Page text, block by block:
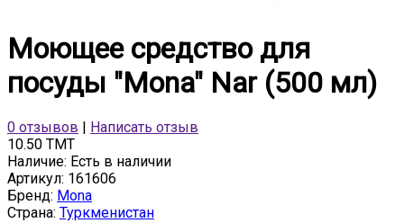
Моющее средство для
посуды "Mona" Nar (500 мл)
0 отзывов
Написать отзыв
10.50 TMT
Наличие: Есть в наличии
Артикул: 161606
Бренд: Mona
Страна: Туркменистан